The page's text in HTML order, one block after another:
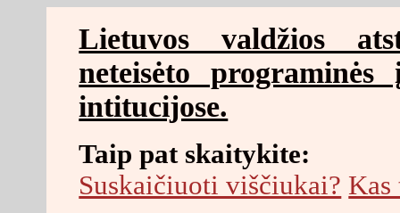
Lietuvos valdžios
neteisėto programinės
intitucijose.
Taip pat skaitykite:
Suskaičiuoti viščiukai? Kas